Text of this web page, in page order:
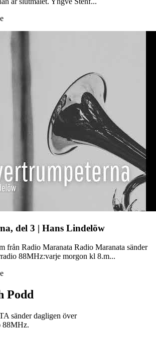
del 3 | Hans Lindelöw
från Radio Maranata Radio Maranata sänder
88MHz:varje morgon kl 8.m...
Podd
sänder dagligen över
88MHz.